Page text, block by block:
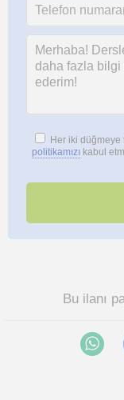
Her iki düğmeye
politikamızı kabul
Bu ilanı